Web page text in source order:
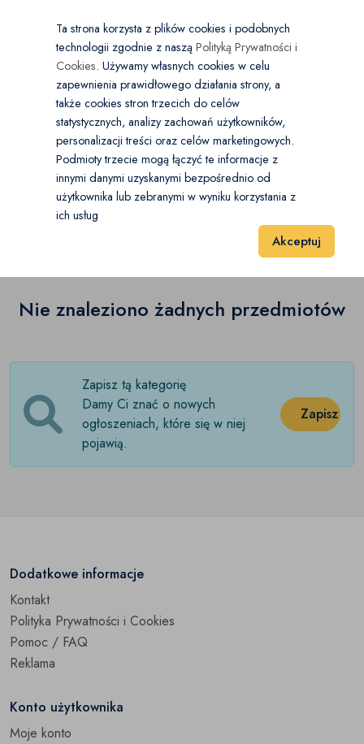
Wybierz kategorię
Sprzęt audio
Amplitunery(0)
Dyktafony(0)
Głośniki i kolumny
Magnetofony(0)
Mikrofony(0)
(0)
Sprzęt estradowy(0)
Części
Pozostałe
×
Kraj PL
PLN
Elektronika Sprzęt audio Akcesoria
Akcesoria (0)
20 60
Nie znaleziono żadnych przedmiotów
Zapisz tą kategorię
Damy Ci znać o nowych
ogłoszeniach, które się w niej
pojawią.
Zapisz
Dodatkowe informacje
Kontakt
Polityka Prywatności i Cookies
Pomoc / FAQ
Reklama
Konto użytkownika
Moje konto
Ta strona korzysta z plików cookies i podobnych
technologii zgodnie z nasząPolityką Prywatności i
Cookies. Używamy własnych cookies w celu
zapewnienia prawidłowego działania strony, a
także cookies stron trzecich do celów
statystycznych, analizy zachowań użytkowników,
personalizacji treści oraz celów marketingowych.
Podmioty trzecie mogą łączyć te informacje z
innymi danymi uzyskanymi bezpośrednio od
użytkownika lub zebranymi w wyniku korzystania z
ich usług
Akceptuj